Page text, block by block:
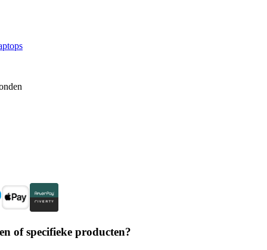
of specifieke producten?